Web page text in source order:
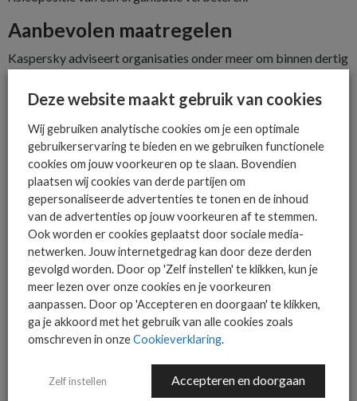
Aanbevolen maatregelen
Kaspersky adviseert organisaties onder meer om binnen dertig
voeren, met aandacht voor de integriteit van telemetrie en de
relevantie van detectieregels. Daarnaast raadt het bedrijf aan
een team in te richten dat waarschuwingen met lage
betrouwbaarheid volgens een vast schema beoordeelt, en te
zorgen voor continue monitoring aangevuld met threat hunting
gericht op baselining en opkomende aanvalstechnieken. Ook
adviseert Kaspersky de pijplijn voor kwetsbaarhedenbeheer te
herzien, bewustwordingstrainingen te actualiseren met
aandacht voor het lekken van inloggegevens via persoonlijke
apparaten, en operationele afspraken vast te leggen voor
communicatie tussen teams en documentatie van
incidentrespons.
Deze website maakt gebruik van cookies
Wij gebruiken analytische cookies om je een optimale
gebruikerservaring te bieden en we gebruiken functionele
cookies om jouw voorkeuren op te slaan. Bovendien
plaatsen wij cookies van derde partijen om
gepersonaliseerde advertenties te tonen en de inhoud
van de advertenties op jouw voorkeuren af te stemmen.
Ook worden er cookies geplaatst door sociale media-
netwerken. Jouw internetgedrag kan door deze derden
gevolgd worden. Door op 'Zelf instellen' te klikken, kun je
meer lezen over onze cookies en je voorkeuren
aanpassen. Door op 'Accepteren en doorgaan' te klikken,
ga je akkoord met het gebruik van alle cookies zoals
omschreven in onzeCookieverklaring.
Zelf instellen Accepteren en doorgaan